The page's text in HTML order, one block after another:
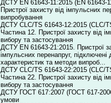
ДСТУ EN 61643-11:2015 (EN 61643-
Пристрої захисту від імпульсних
випробування
ДСТУ CLC/TS 61643-12:2015 (CLC/
Частина 12. Пристрої захисту від
вибору та застосування
ДСТУ EN 61643-21:2015. Пристрої
імпульсних перенапруг,
характеристик та методи випроб...
ДСТУ CLC/TS 61643-22:2015 (CLC/
Частина 22. Пристрої захисту від
вибору та застосування
ДСТУ ГОСТ 617:2007 (ГОСТ 617-2006,
умови